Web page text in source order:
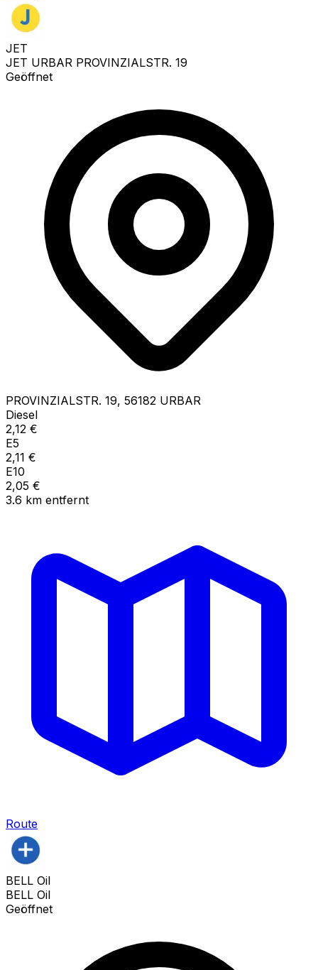
JET
JET URBAR PROVINZIALSTR. 19
Geöffnet
PROVINZIALSTR. 19, 56182 URBAR
Diesel
2,12 €
E5
2,11 €
E10
2,05 €
3.6 km entfernt
Route
BELL Oil
BELL Oil
Geöffnet